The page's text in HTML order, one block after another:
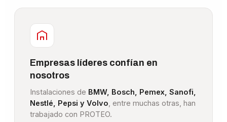
Empresas líderes confían en
nosotros
Instalaciones de BMW, Bosch, Pemex, Sanofi,
Nestlé, Pepsi y Volvo , entre muchas otras, han
trabajado con PROTEO.